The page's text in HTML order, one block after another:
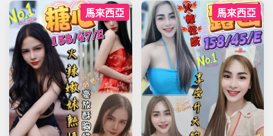
馬來西亞 馬來西亞